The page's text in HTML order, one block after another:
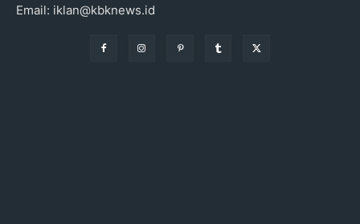
Email: iklan@kbknews.id